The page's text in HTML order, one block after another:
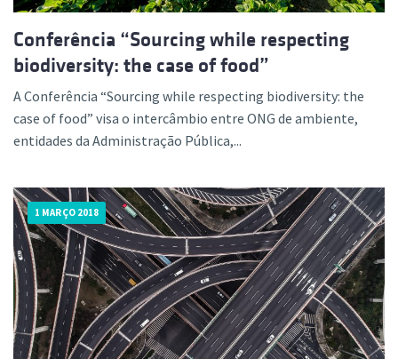
Conferência “Sourcing while respecting
biodiversity: the case of food”
A Conferência “Sourcing while respecting biodiversity: the
case of food” visa o intercâmbio entre ONG de ambiente,
entidades da Administração Pública,...
1 MARÇO 2018